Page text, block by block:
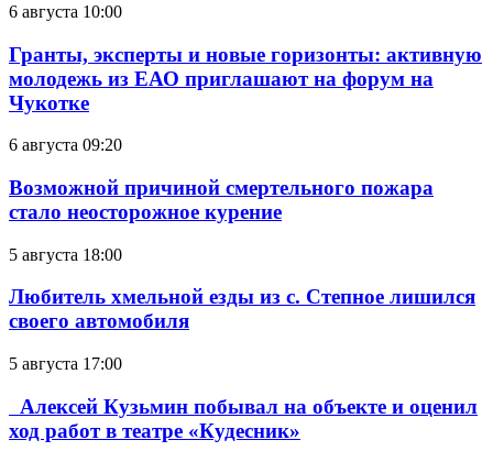
6 августа 10:00
Гранты, эксперты и новые горизонты: активную
молодежь из ЕАО приглашают на форум на
Чукотке
6 августа 09:20
Возможной причиной смертельного пожара
стало неосторожное курение
5 августа 18:00
Любитель хмельной езды из с. Степное лишился
своего автомобиля
5 августа 17:00
Алексей Кузьмин побывал на объекте и оценил
ход работ в театре «Кудесник»